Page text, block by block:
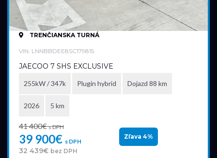
TRENČIANSKA TURNÁ
VIN: LNNBBDEE8SC179815
JAECOO 7 SHS EXCLUSIVE
255kW / 347k Plugin hybrid Dojazd 88 km
2026 5 km
41 400€s DPH
39 900€ s DPH
32 439€ bez DPH
Zľava 4%